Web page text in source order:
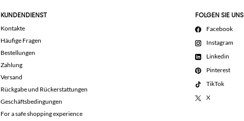
KUNDENDIENST
Kontakte
Häufige Fragen
Bestellungen
Zahlung
Versand
Rückgabe und Rückerstattungen
Geschäftsbedingungen
For a safe shopping experience
FOLGEN SIE UNS
Facebook
Instagram
Linkedin
Pinterest
TikTok
X